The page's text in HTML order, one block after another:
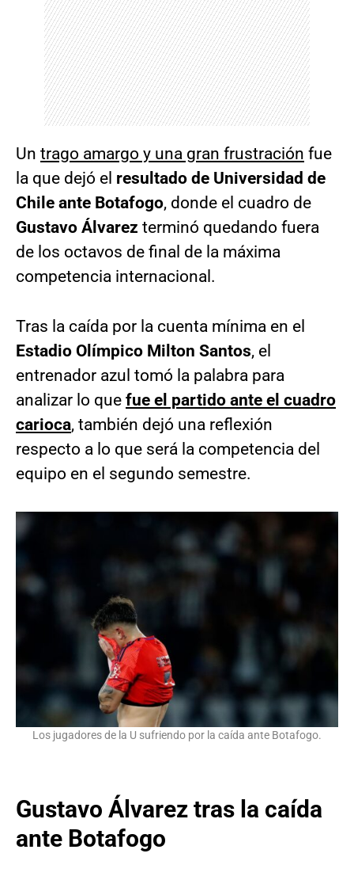
Un trago amargo y una gran frustración fue
la que dejó el resultado de Universidad de
Chile ante Botafogo, donde el cuadro de
Gustavo Álvarez terminó quedando fuera
de los octavos de final de la máxima
competencia internacional.
Tras la caída por la cuenta mínima en el
Estadio Olímpico Milton Santos, el
entrenador azul tomó la palabra para
analizar lo que fue el partido ante el cuadro
carioca, también dejó una reflexión
respecto a lo que será la competencia del
equipo en el segundo semestre.
Los jugadores de la U sufriendo por la caída ante Botafogo.
Gustavo Álvarez tras la caída
ante Botafogo